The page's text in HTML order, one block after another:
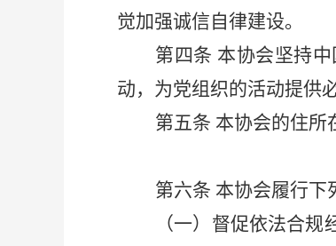
觉加强诚信自律建设。
第四条 本协会坚持
动，为党组织的活动提供
第五条 本协会的住所
第六条 本协会履行下
（一）督促依法合